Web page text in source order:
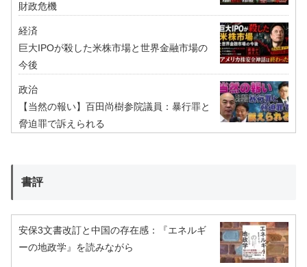
財政危機
経済
巨大IPOが殺した米株市場と世界金融市場の
今後
政治
【当然の報い】百田尚樹参院議員：暴行罪と
脅迫罪で訴えられる
書評
安保3文書改訂と中国の存在感：『エネルギ
ーの地政学』を読みながら